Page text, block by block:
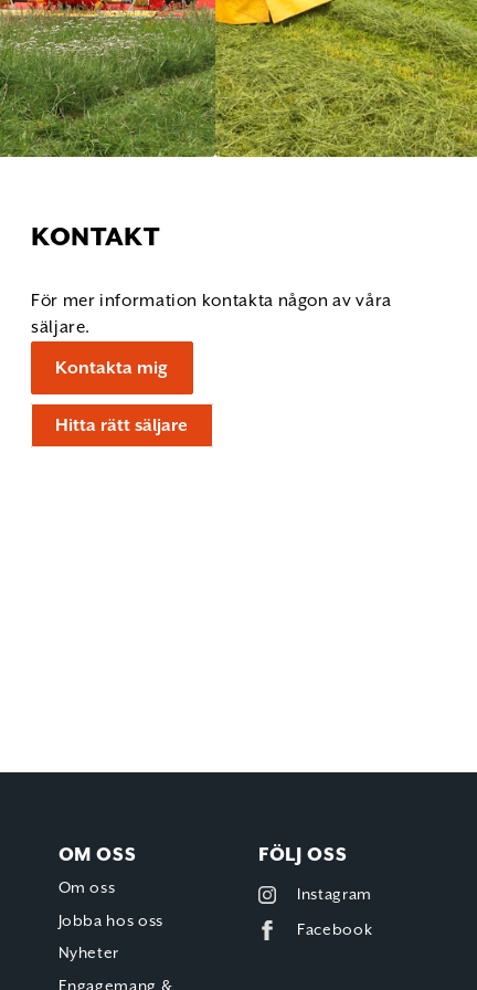
KONTAKT
För mer information kontakta någon av våra
säljare.
Kontakta mig
Hitta rätt säljare
OM OSS
Om oss
Jobba hos oss
Nyheter
FÖLJ OSS
Instagram
Facebook